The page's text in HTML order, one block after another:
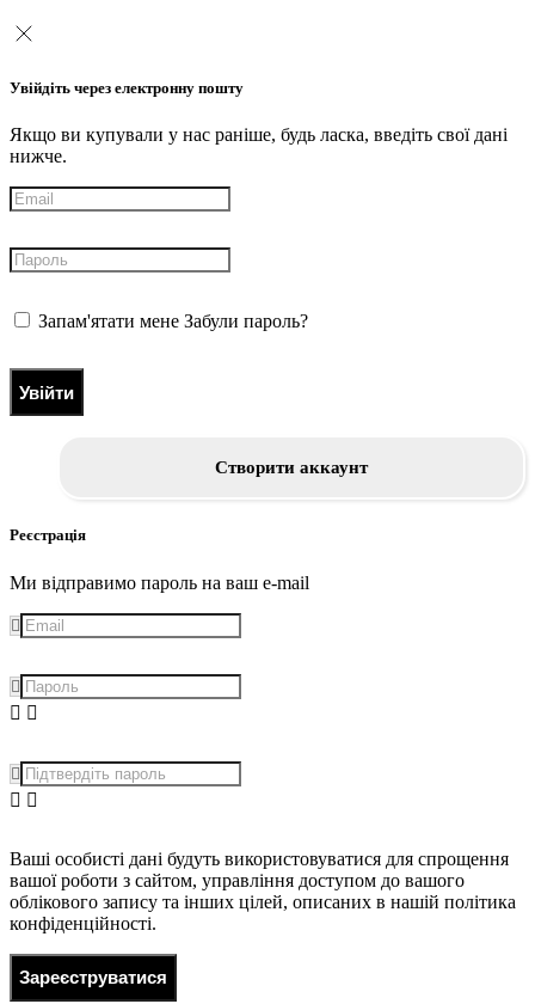
Увійдіть через електронну пошту
Якщо ви купували у нас раніше, будь ласка, введіть свої дані
нижче.
Запам'ятати мене Забули пароль?
Увійти
Створити аккаунт
Реєстрація
Ми відправимо пароль на ваш e-mail
Ваші особисті дані будуть використовуватися для спрощення
вашої роботи з сайтом, управління доступом до вашого
облікового запису та інших цілей, описаних в нашій політика
конфіденційності.
Зареєструватися